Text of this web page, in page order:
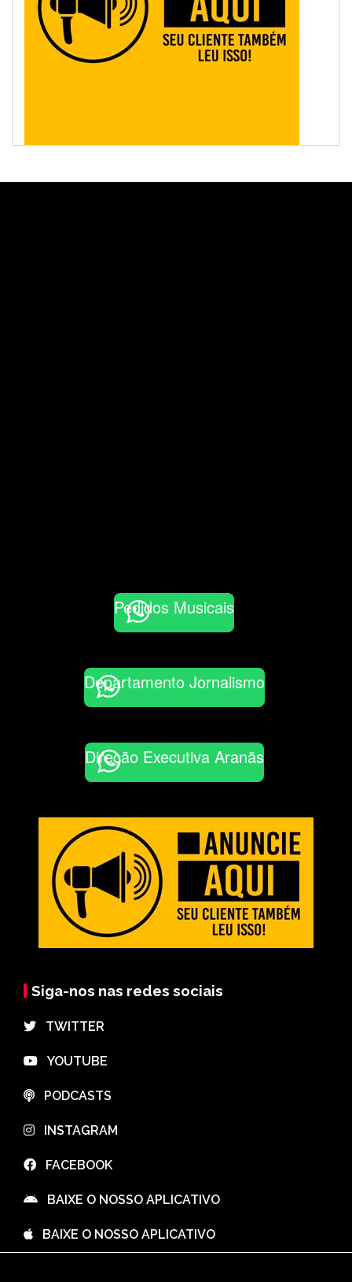
Pedidos Musicais
Departamento Jornalismo
Direção Executiva Aranãs
Siga-nos nas redes sociais
⠀TWITTER
⠀YOUTUBE
⠀PODCASTS
⠀INSTAGRAM
⠀FACEBOOK
⠀BAIXE O NOSSO APLICATIVO
⠀BAIXE O NOSSO APLICATIVO